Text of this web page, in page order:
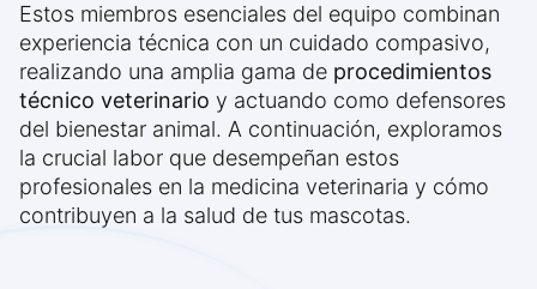
Estos miembros esenciales del equipo combinan
experiencia técnica con un cuidado compasivo,
realizando una amplia gama de procedimientos
técnico veterinario y actuando como defensores
del bienestar animal. A continuación, exploramos
la crucial labor que desempeñan estos
profesionales en la medicina veterinaria y cómo
contribuyen a la salud de tus mascotas.